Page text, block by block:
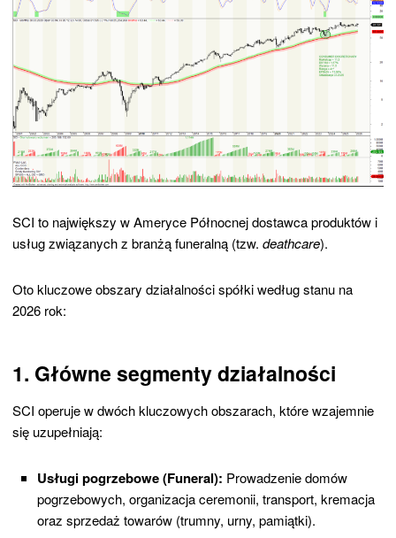
SCI to największy w Ameryce Północnej dostawca produktów i
usług związanych z branżą funeralną (tzw. deathcare).
Oto kluczowe obszary działalności spółki według stanu na
2026 rok:
1. Główne segmenty działalności
SCI operuje w dwóch kluczowych obszarach, które wzajemnie
się uzupełniają:
Usługi pogrzebowe (Funeral): Prowadzenie domów
pogrzebowych, organizacja ceremonii, transport, kremacja
oraz sprzedaż towarów (trumny, urny, pamiątki).